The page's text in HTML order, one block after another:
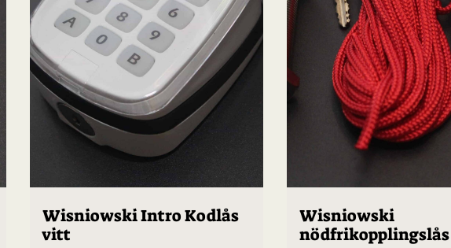
Wisniowski Intro Kodlås
vitt
Wisniowski
nödfrikopplingslås